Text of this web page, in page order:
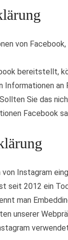
von
bereitstellt,
Informationen
Sie das
Facebook
Instagram
seit 2012 ein
man
unserer